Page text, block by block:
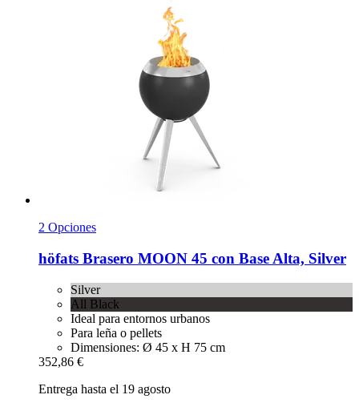
2 Opciones
höfats Brasero MOON 45 con Base Alta, Silver
Silver
All Black
Ideal para entornos urbanos
Para leña o pellets
Dimensiones: Ø 45 x H 75 cm
352,86 €
Entrega hasta el 19 agosto